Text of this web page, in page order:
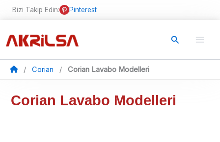
İçeriğeBizi Takip Edin: Pinterest
Arama
/ Corian / Corian Lavabo Modelleri
Corian Lavabo Modelleri